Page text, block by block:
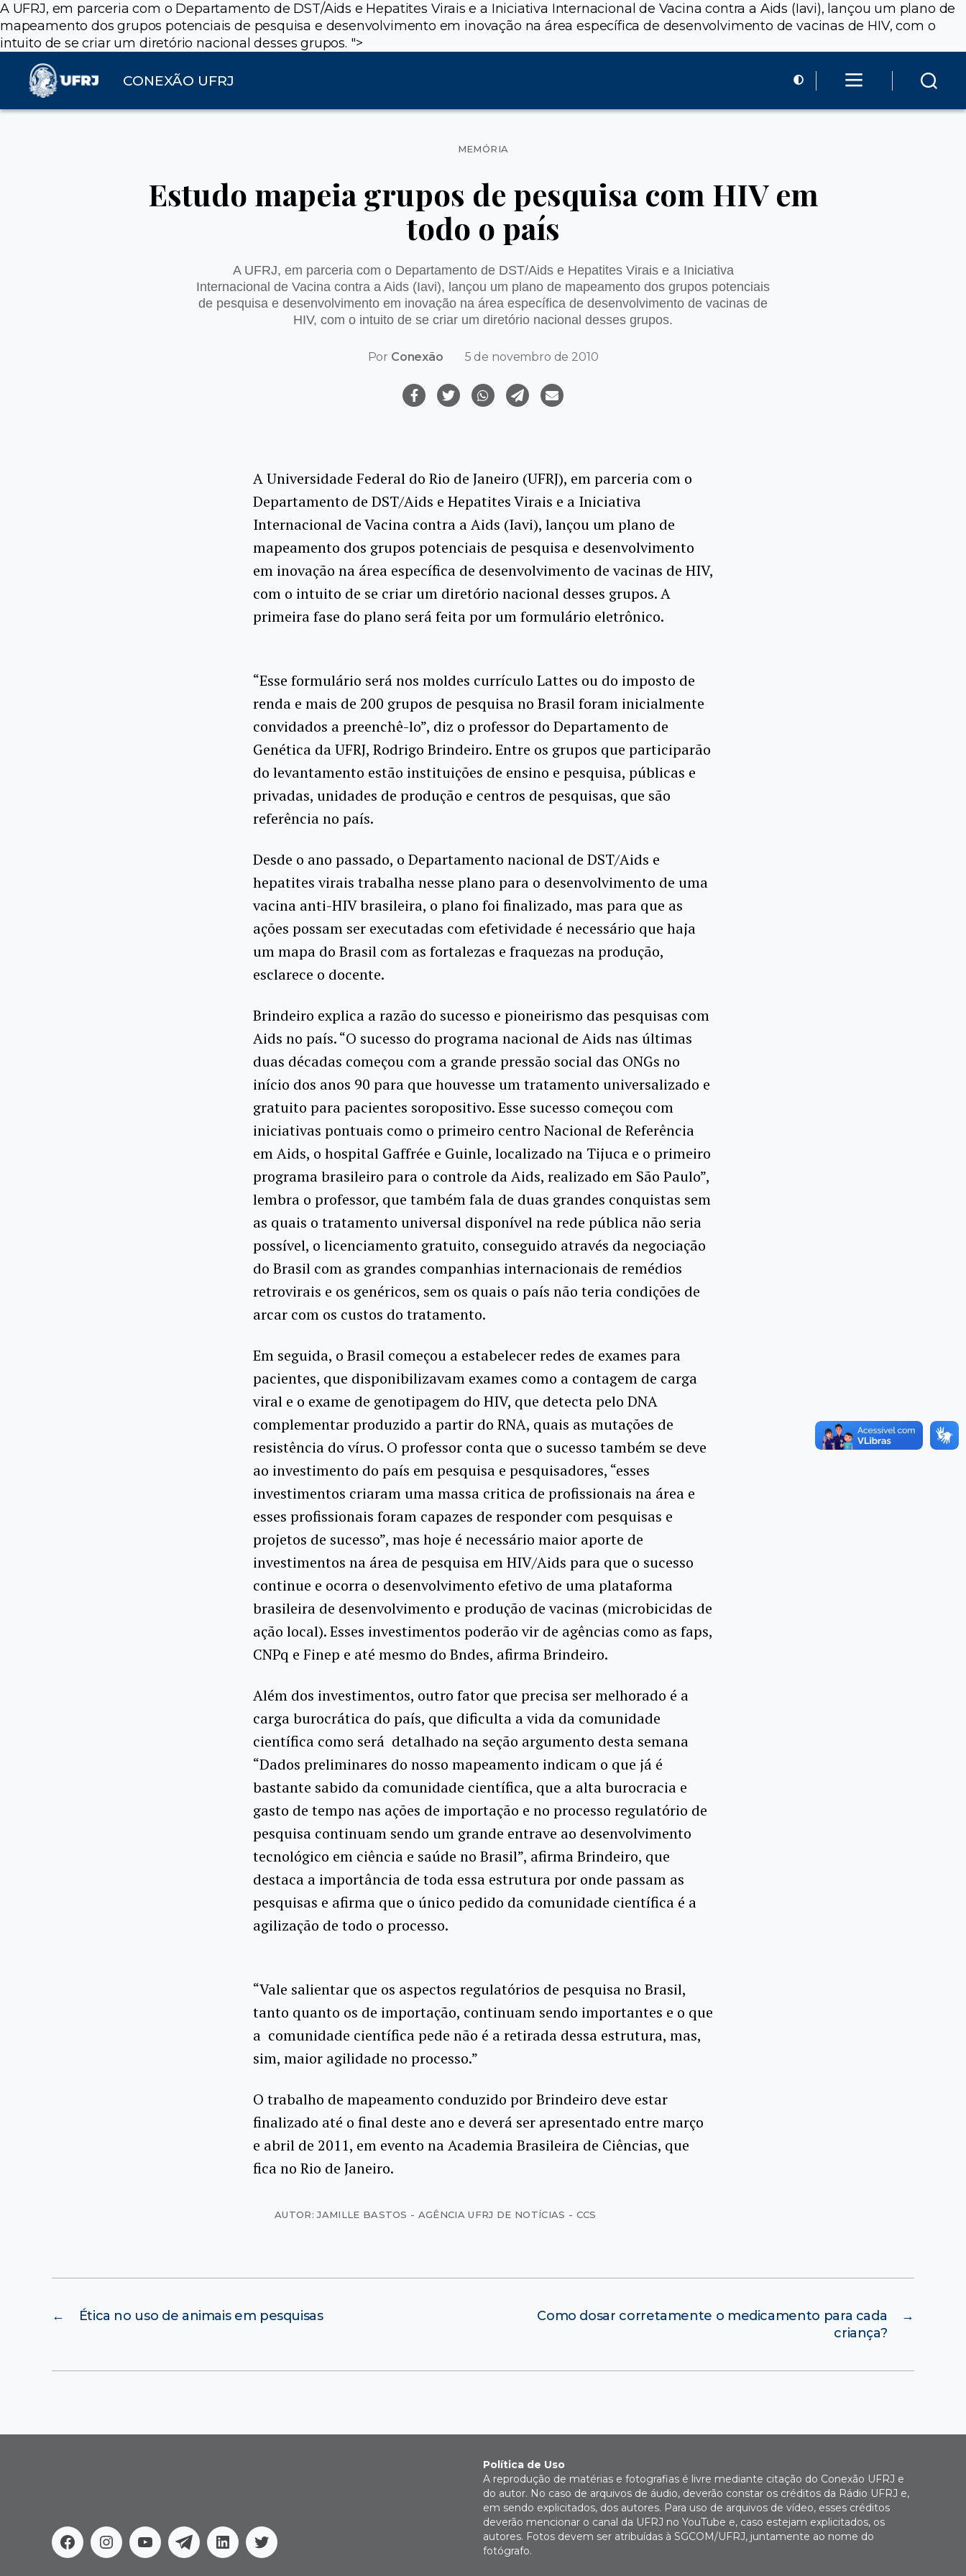
A UFRJ, em parceria com o Departamento de DST/Aids e Hepatites Virais e a Iniciativa Internacional de Vacina contra a Aids (Iavi), lançou um plano de
mapeamento dos grupos potenciais de pesquisa e desenvolvimento em inovação na área específica de desenvolvimento de vacinas de HIV, com o
intuito de se criar um diretório nacional desses grupos. ">
CONEXÃO UFRJ
Categorias
MEMÓRIA
Estudo mapeia grupos de pesquisa com HIV em
todo o país
A UFRJ, em parceria com o Departamento de DST/Aids e Hepatites Virais e a Iniciativa
Internacional de Vacina contra a Aids (Iavi), lançou um plano de mapeamento dos grupos potenciais
de pesquisa e desenvolvimento em inovação na área específica de desenvolvimento de vacinas de
HIV, com o intuito de se criar um diretório nacional desses grupos.
Por Conexão 5 de novembro de 2010
A Universidade Federal do Rio de Janeiro (UFRJ), em parceria com o
Departamento de DST/Aids e Hepatites Virais e a Iniciativa
Internacional de Vacina contra a Aids (Iavi), lançou um plano de
mapeamento dos grupos potenciais de pesquisa e desenvolvimento
em inovação na área específica de desenvolvimento de vacinas de HIV,
com o intuito de se criar um diretório nacional desses grupos. A
primeira fase do plano será feita por um formulário eletrônico.
“Esse formulário será nos moldes currículo Lattes ou do imposto de
renda e mais de 200 grupos de pesquisa no Brasil foram inicialmente
convidados a preenchê-lo”, diz o professor do Departamento de
Genética da UFRJ, Rodrigo Brindeiro. Entre os grupos que participarão
do levantamento estão instituições de ensino e pesquisa, públicas e
privadas, unidades de produção e centros de pesquisas, que são
referência no país.
Desde o ano passado, o Departamento nacional de DST/Aids e
hepatites virais trabalha nesse plano para o desenvolvimento de uma
vacina anti-HIV brasileira, o plano foi finalizado, mas para que as
ações possam ser executadas com efetividade é necessário que haja
um mapa do Brasil com as fortalezas e fraquezas na produção,
esclarece o docente.
Brindeiro explica a razão do sucesso e pioneirismo das pesquisas com
Aids no país. “O sucesso do programa nacional de Aids nas últimas
duas décadas começou com a grande pressão social das ONGs no
início dos anos 90 para que houvesse um tratamento universalizado e
gratuito para pacientes soropositivo. Esse sucesso começou com
iniciativas pontuais como o primeiro centro Nacional de Referência
em Aids, o hospital Gaffrée e Guinle, localizado na Tijuca e o primeiro
programa brasileiro para o controle da Aids, realizado em São Paulo”,
lembra o professor, que também fala de duas grandes conquistas sem
as quais o tratamento universal disponível na rede pública não seria
possível, o licenciamento gratuito, conseguido através da negociação
do Brasil com as grandes companhias internacionais de remédios
retrovirais e os genéricos, sem os quais o país não teria condições de
arcar com os custos do tratamento.
Em seguida, o Brasil começou a estabelecer redes de exames para
pacientes, que disponibilizavam exames como a contagem de carga
viral e o exame de genotipagem do HIV, que detecta pelo DNA
complementar produzido a partir do RNA, quais as mutações de
resistência do vírus. O professor conta que o sucesso também se deve
ao investimento do país em pesquisa e pesquisadores, “esses
investimentos criaram uma massa critica de profissionais na área e
esses profissionais foram capazes de responder com pesquisas e
projetos de sucesso”, mas hoje é necessário maior aporte de
investimentos na área de pesquisa em HIV/Aids para que o sucesso
continue e ocorra o desenvolvimento efetivo de uma plataforma
brasileira de desenvolvimento e produção de vacinas (microbicidas de
ação local). Esses investimentos poderão vir de agências como as faps,
CNPq e Finep e até mesmo do Bndes, afirma Brindeiro.
Além dos investimentos, outro fator que precisa ser melhorado é a
carga burocrática do país, que dificulta a vida da comunidade
científica como será detalhado na seção argumento desta semana
“Dados preliminares do nosso mapeamento indicam o que já é
bastante sabido da comunidade científica, que a alta burocracia e
gasto de tempo nas ações de importação e no processo regulatório de
pesquisa continuam sendo um grande entrave ao desenvolvimento
tecnológico em ciência e saúde no Brasil”, afirma Brindeiro, que
destaca a importância de toda essa estrutura por onde passam as
pesquisas e afirma que o único pedido da comunidade científica é a
agilização de todo o processo.
“Vale salientar que os aspectos regulatórios de pesquisa no Brasil,
tanto quanto os de importação, continuam sendo importantes e o que
a comunidade científica pede não é a retirada dessa estrutura, mas,
sim, maior agilidade no processo.”
O trabalho de mapeamento conduzido por Brindeiro deve estar
finalizado até o final deste ano e deverá ser apresentado entre março
e abril de 2011, em evento na Academia Brasileira de Ciências, que
fica no Rio de Janeiro.
AUTOR: JAMILLE BASTOS - AGÊNCIA UFRJ DE NOTÍCIAS - CCS
← Ética no uso de animais em pesquisas →
Como dosar corretamente o medicamento para cada
criança?
FacebookInstagram
YoutubeTelegramLinkedinTwitter
Política de Uso
A reprodução de matérias e fotografias é livre mediante citação do Conexão UFRJ e
do autor. No caso de arquivos de áudio, deverão constar os créditos da Rádio UFRJ e,
em sendo explicitados, dos autores. Para uso de arquivos de vídeo, esses créditos
deverão mencionar o canal da UFRJ no YouTube e, caso estejam explicitados, os
autores. Fotos devem ser atribuídas à SGCOM/UFRJ, juntamente ao nome do
fotógrafo.